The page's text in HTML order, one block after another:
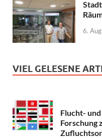
6.
VIEL GELESENE
Flucht-
Forschung